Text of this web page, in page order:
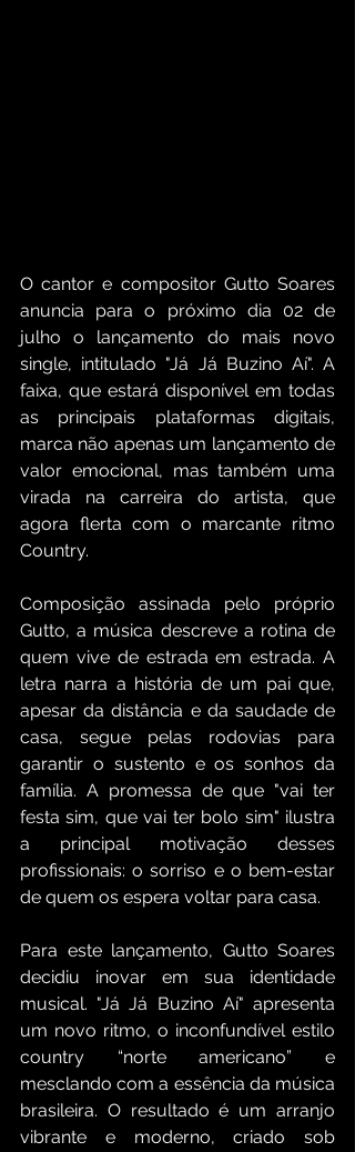
O cantor e compositor Gutto Soares
anuncia para o próximo dia 02 de
julho o lançamento do mais novo
single, intitulado "Já Já Buzino Aí". A
faixa, que estará disponível em todas
as principais plataformas digitais,
marca não apenas um lançamento de
valor emocional, mas também uma
virada na carreira do artista, que
agora flerta com o marcante ritmo
Country.
Composição assinada pelo próprio
Gutto, a música descreve a rotina de
quem vive de estrada em estrada. A
letra narra a história de um pai que,
apesar da distância e da saudade de
casa, segue pelas rodovias para
garantir o sustento e os sonhos da
família. A promessa de que "vai ter
festa sim, que vai ter bolo sim" ilustra
a principal motivação desses
profissionais: o sorriso e o bem-estar
de quem os espera voltar para casa.
Para este lançamento, Gutto Soares
decidiu inovar em sua identidade
musical. "Já Já Buzino Aí" apresenta
um novo ritmo, o inconfundível estilo
country “norte americano” e
mesclando com a essência da música
brasileira. O resultado é um arranjo
vibrante e moderno, criado sob